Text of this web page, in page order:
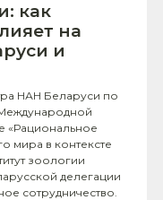
как
на
и
НАН Беларуси по
«Рациональное
мира в контексте
зоологии
делегации
сотрудничество.